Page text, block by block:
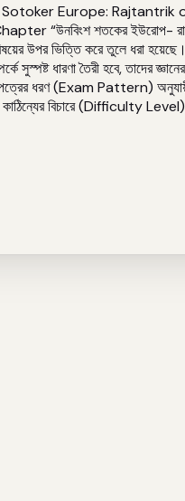
Sotoker Europe:
“উনবিংশ শতকের ইউরোপ-
উপর ভিত্তি করে তুলে ধরা
ধারণা তৈরী হবে, তাদের জ্ঞানের
ধরণ (Exam Pattern)
কাঠিন্যের বিচারে (Difficulty